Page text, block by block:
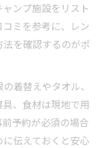
らキャンプ場チ
場選びの大切
選びで重視した
ャンプ場の探し
ンプ施設をリスト
ミを参考に、レン
を確認するのがポ
着替えやタオル、
、食材は現地で用
予約が必須の場合
伝えておくと安心